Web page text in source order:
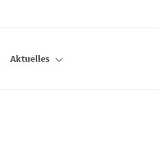
Aktuelles